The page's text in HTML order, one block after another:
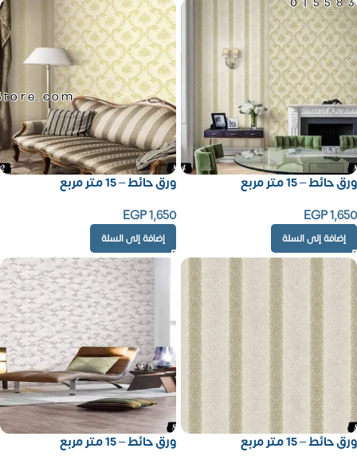
ورق حائط – 15 متر مربع
EGP1,650
إضافة إلى السلة
ورق حائط – 15 متر مربع
EGP1,650
إضافة إلى السلة
ورق حائط – 15 متر مربع
ورق حائط – 15 متر مربع